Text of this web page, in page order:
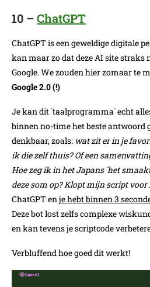
10 –ChatGPT
ChatGPT is een geweldige digitale
kan maar zo dat deze AI site
Google. We zouden hier zomaar te
Google 2.0 (!)
Je kan dit ´taalprogramma´ echt
binnen no-time het beste antwoord
denkbaar, zoals: wat zit er in je
ik die zelf thuis? Of een
Hoe zeg ik in het Japans ´het
deze som op? Klopt mijn script voor
ChatGPT enje hebt binnen 3
Deze bot lost zelfs complexe
en kan tevens je scriptcode
Verbluffend hoe goed dit werkt!